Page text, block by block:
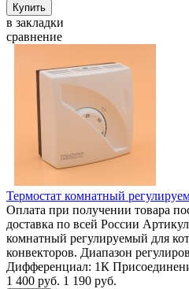
в закладки
сравнение
Термостат комнатный
Оплата при получении товара
доставка по всей России
комнатный регулируемый для
конвекторов. Диапазон
Дифференциал: 1К
1 400 руб. 1 190 руб.